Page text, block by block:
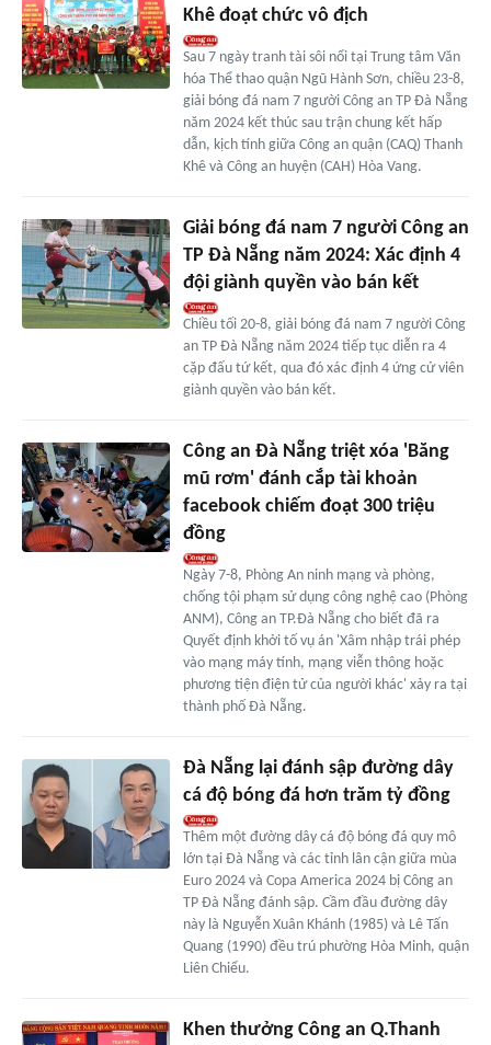
Khê đoạt chức vô địch
Sau 7 ngày tranh tài sôi nổi tại Trung tâm Văn
hóa Thể thao quận Ngũ Hành Sơn, chiều 23-8,
giải bóng đá nam 7 người Công an TP Đà Nẵng
năm 2024 kết thúc sau trận chung kết hấp
dẫn, kịch tính giữa Công an quận (CAQ) Thanh
Khê và Công an huyện (CAH) Hòa Vang.
Giải bóng đá nam 7 người Công an
TP Đà Nẵng năm 2024: Xác định 4
đội giành quyền vào bán kết
Chiều tối 20-8, giải bóng đá nam 7 người Công
an TP Đà Nẵng năm 2024 tiếp tục diễn ra 4
cặp đấu tứ kết, qua đó xác định 4 ứng cử viên
giành quyền vào bán kết.
Công an Đà Nẵng triệt xóa 'Băng
mũ rơm' đánh cắp tài khoản
facebook chiếm đoạt 300 triệu
đồng
Ngày 7-8, Phòng An ninh mạng và phòng,
chống tội phạm sử dụng công nghệ cao (Phòng
ANM), Công an TP.Đà Nẵng cho biết đã ra
Quyết định khởi tố vụ án 'Xâm nhập trái phép
vào mạng máy tính, mạng viễn thông hoặc
phương tiện điện tử của người khác' xảy ra tại
thành phố Đà Nẵng.
Đà Nẵng lại đánh sập đường dây
cá độ bóng đá hơn trăm tỷ đồng
Thêm một đường dây cá độ bóng đá quy mô
lớn tại Đà Nẵng và các tỉnh lân cận giữa mùa
Euro 2024 và Copa America 2024 bị Công an
TP Đà Nẵng đánh sập. Cầm đầu đường dây
này là Nguyễn Xuân Khánh (1985) và Lê Tấn
Quang (1990) đều trú phường Hòa Minh, quận
Liên Chiểu.
Khen thưởng Công an Q.Thanh